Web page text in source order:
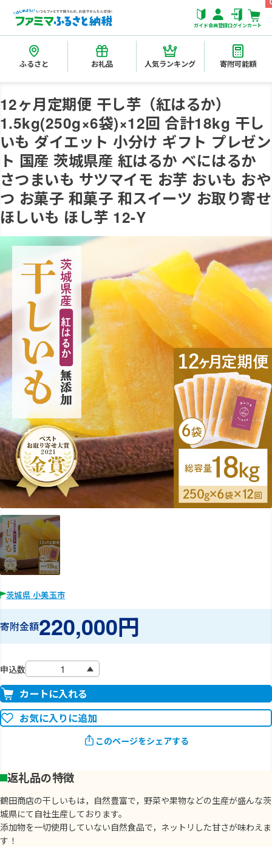
ガイド会員登録ログインカート
ふるさと お礼品 人気ランキング 寄附可能額
12ヶ月定期便 干し芋（紅はるか）
1.5kg(250g×6袋)×12回 合計18kg 干し
いも ダイエット 小分け ギフト プレゼン
ト 国産 茨城県産 紅はるか べにはるか
さつまいも サツマイモ お芋 おいも おや
つ お菓子 和菓子 和スイーツ お取り寄せ
ほしいも ほし芋 12-Y
茨城県 小美玉市
寄附金額220,000円
申込数
カートに入れる
お気に入りに追加
このページをシェアする
返礼品の特徴
鶴田商店の干しいもは，自然豊富で，野菜や果物などの生産が盛んな茨
城県にて自社生産しております。
添加物を一切使用していない自然食品で，ネットリした甘さが味わえま
す！